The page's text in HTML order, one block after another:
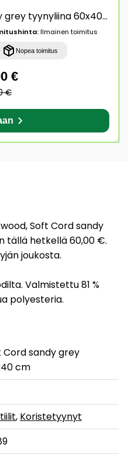
Artwood, Soft Cord sandy grey tyynyliina 60x40 cm
Ilmainen toimitus
Nopea toimitus
€
€
Soft Cord sandy
tällä hetkellä 60,00 €.
joukosta.
Valmistettu 81 %
polyesteria.
sandy grey
cm
, Koristetyynyt